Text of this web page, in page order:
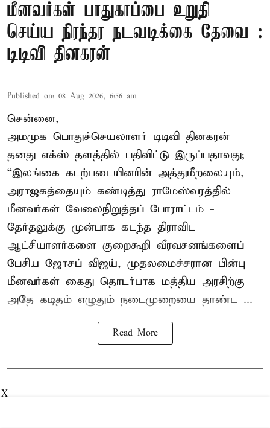
மீனவர்கள் பாதுகாப்பை உறுதி
செய்ய நிரந்தர நடவடிக்கை தேவை :
டிடிவி தினகரன்
Published on: 08 Aug 2026, 6:56 am
சென்னை,
அமமுக பொதுச்செயலாளர் டிடிவி தினகரன்
தனது எக்ஸ் தளத்தில் பதிவிட்டு இருப்பதாவது;
“இலங்கை கடற்படையினரின் அத்துமீறலையும்,
அராஜகத்தையும் கண்டித்து ராமேஸ்வரத்தில்
மீனவர்கள் வேலைநிறுத்தப் போராட்டம் -
தேர்தலுக்கு முன்பாக கடந்த திராவிட
ஆட்சியாளர்களை குறைகூறி வீரவசனங்களைப்
பேசிய ஜோசப் விஜய், முதலமைச்சரான பின்பு
மீனவர்கள் கைது தொடர்பாக மத்திய அரசிற்கு
அதே கடிதம் எழுதும் நடைமுறையை தாண்ட ...
Read More
X